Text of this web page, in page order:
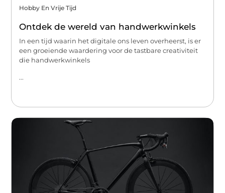
Hobby En Vrije Tijd
Ontdek de wereld van handwerkwinkels
In een tijd waarin het digitale ons leven overheerst, is er
een groeiende waardering voor de tastbare creativiteit
die handwerkwinkels
...